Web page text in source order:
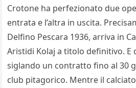
Crotone ha perfezionato due
entrata e l’altra in uscita.
Delfino Pescara 1936, arriva in
Aristidi Kolaj a titolo definitivo. E
siglando un contratto fino al 30
club pitagorico. Mentre il